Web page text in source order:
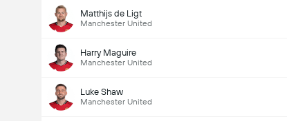
Matthijs de Ligt
Manchester United
Harry Maguire
Manchester United
Luke Shaw
Manchester United